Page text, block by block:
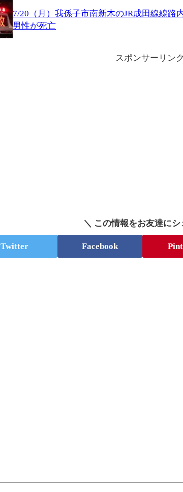
7/20（月）我孫子市南新木のJR成田線線路
男性が死亡
スポンサーリンク
＼ この情報をお友達にシ
Twitter Facebook